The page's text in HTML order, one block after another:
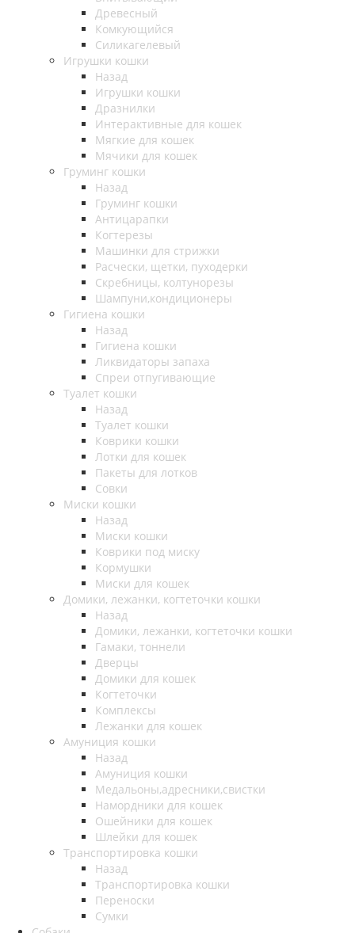
Древесный
Комкующийся
Силикагелевый
Игрушки кошки
Назад
Игрушки кошки
Дразнилки
Интерактивные для кошек
Мягкие для кошек
Мячики для кошек
Груминг кошки
Назад
Груминг кошки
Антицарапки
Когтерезы
Машинки для стрижки
Расчески, щетки, пуходерки
Скребницы, колтунорезы
Шампуни,кондиционеры
Гигиена кошки
Назад
Гигиена кошки
Ликвидаторы запаха
Спреи отпугивающие
Туалет кошки
Назад
Туалет кошки
Коврики кошки
Лотки для кошек
Пакеты для лотков
Совки
Миски кошки
Назад
Миски кошки
Коврики под миску
Кормушки
Миски для кошек
Домики, лежанки, когтеточки кошки
Назад
Домики, лежанки, когтеточки кошки
Гамаки, тоннели
Дверцы
Домики для кошек
Когтеточки
Комплексы
Лежанки для кошек
Амуниция кошки
Назад
Амуниция кошки
Медальоны,адресники,свистки
Намордники для кошек
Ошейники для кошек
Шлейки для кошек
Транспортировка кошки
Назад
Транспортировка кошки
Переноски
Сумки